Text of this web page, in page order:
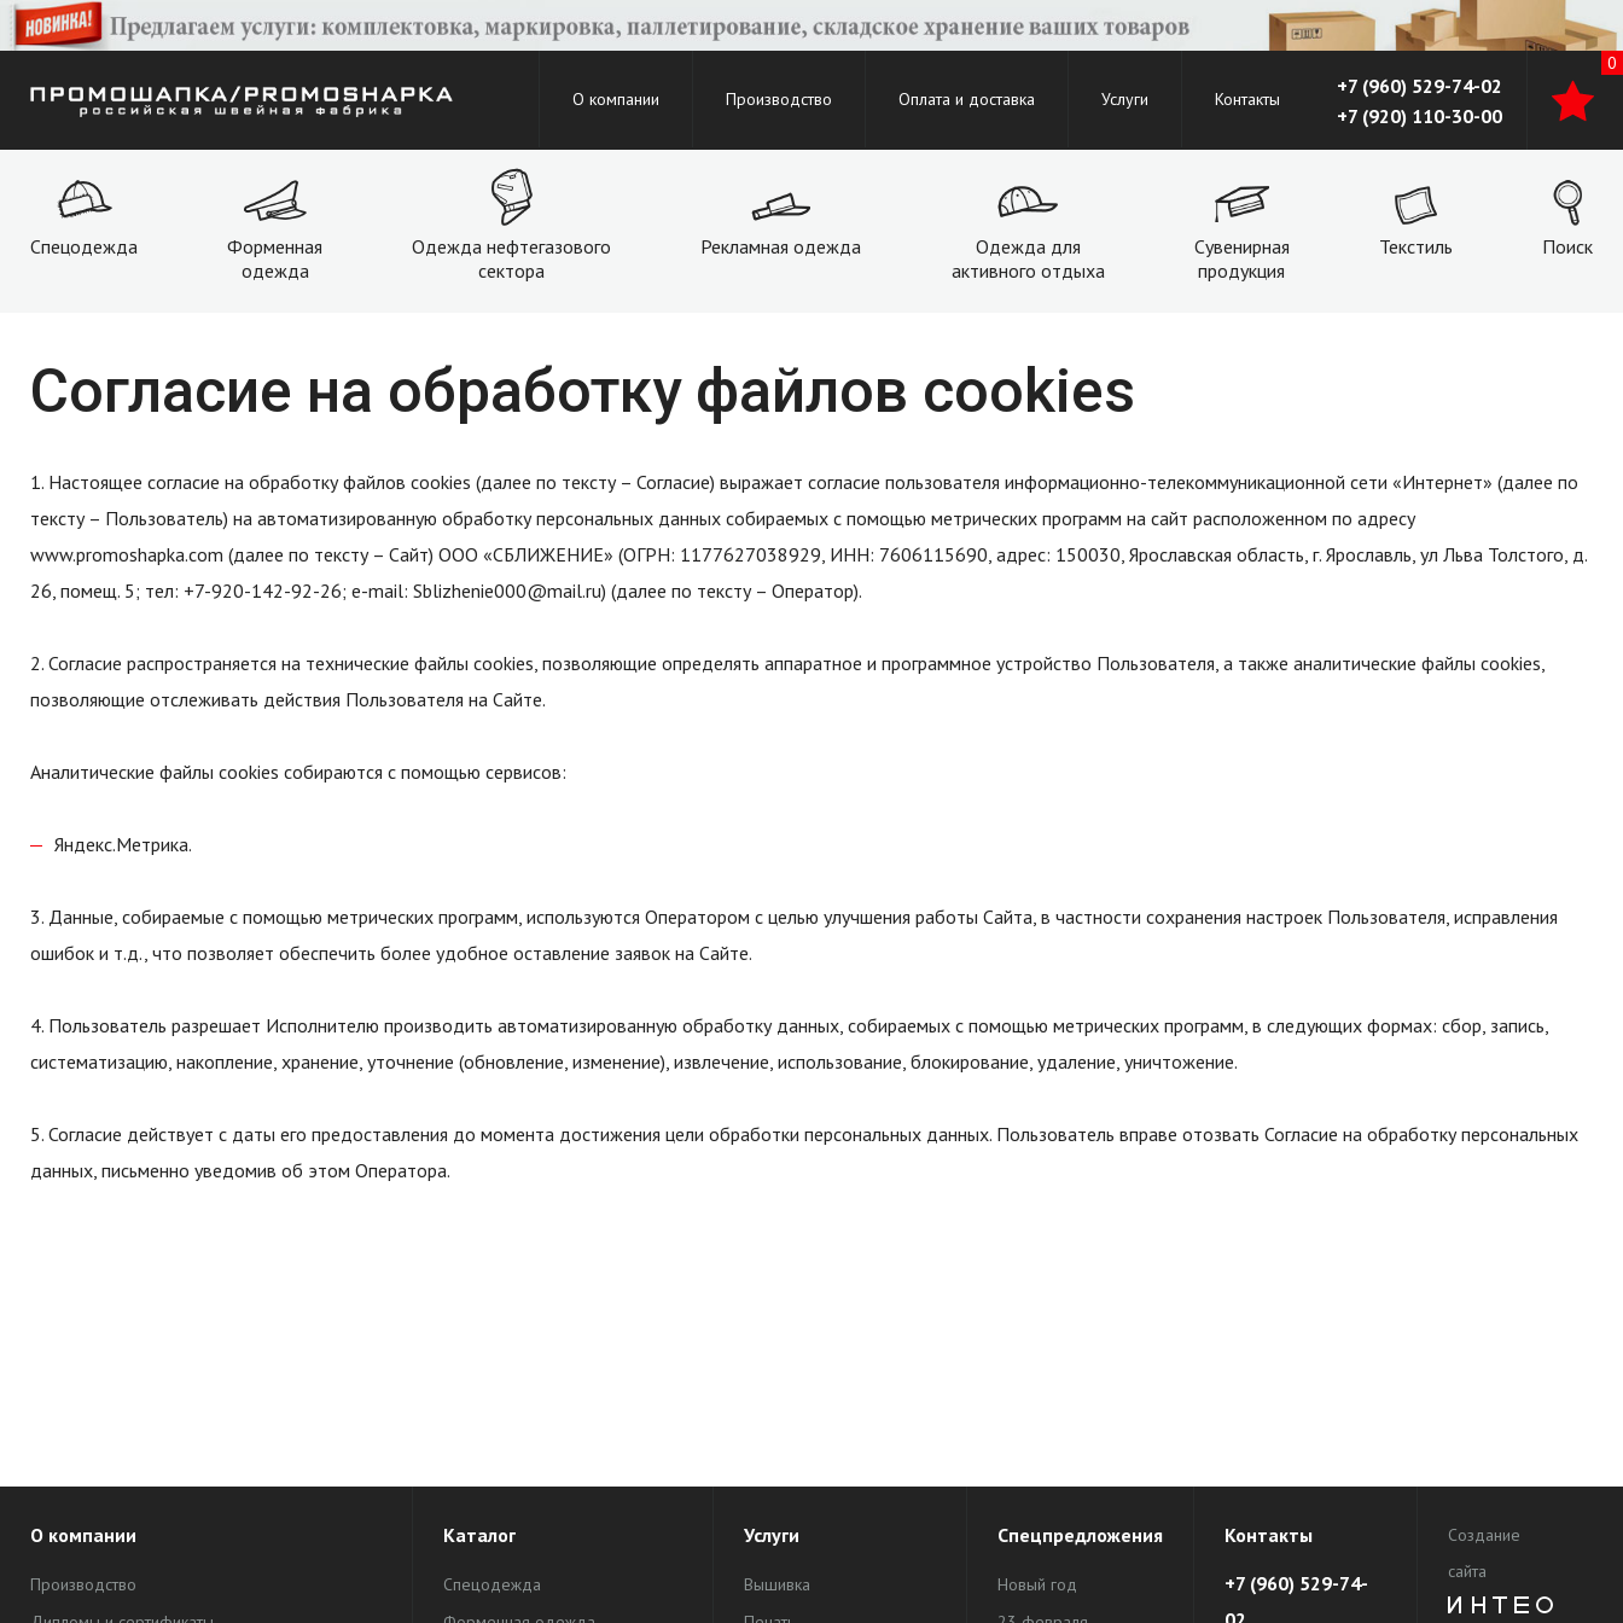
0
+7 (960) 529-74-02
+7 (920) 110-30-00
О компании Производство Оплата и доставка Услуги Контакты
Спецодежда
Форменная
одежда
Одежда нефтегазового
сектора
Рекламная одежда
Одежда для
активного отдыха
Сувенирная
продукция
Текстиль Поиск
Согласие на обработку файлов cookies
1. Настоящее согласие на обработку файлов cookies (далее по тексту – Согласие) выражает согласие пользователя информационно-телекоммуникационной сети «Интернет» (далее по
тексту – Пользователь) на автоматизированную обработку персональных данных собираемых с помощью метрических программ на сайт расположенном по адресу
www.promoshapka.com (далее по тексту – Сайт) ООО «СБЛИЖЕНИЕ» (ОГРН: 1177627038929, ИНН: 7606115690, адрес: 150030, Ярославская область, г. Ярославль, ул Льва Толстого, д.
26, помещ. 5; тел: +7-920-142-92-26; e-mail: Sblizhenie000@mail.ru) (далее по тексту – Оператор).
2. Согласие распространяется на технические файлы cookies, позволяющие определять аппаратное и программное устройство Пользователя, а также аналитические файлы cookies,
позволяющие отслеживать действия Пользователя на Сайте.
Аналитические файлы cookies собираются с помощью сервисов:
Яндекс.Метрика.
3. Данные, собираемые с помощью метрических программ, используются Оператором с целью улучшения работы Сайта, в частности сохранения настроек Пользователя, исправления
ошибок и т.д., что позволяет обеспечить более удобное оставление заявок на Сайте.
4. Пользователь разрешает Исполнителю производить автоматизированную обработку данных, собираемых с помощью метрических программ, в следующих формах: сбор, запись,
систематизацию, накопление, хранение, уточнение (обновление, изменение), извлечение, использование, блокирование, удаление, уничтожение.
5. Согласие действует с даты его предоставления до момента достижения цели обработки персональных данных. Пользователь вправе отозвать Согласие на обработку персональных
данных, письменно уведомив об этом Оператора.
О компании
Производство
Каталог
Спецодежда
Услуги
Вышивка
Спецпредложения
Новый год
Контакты
+7 (960) 529-74-
Создание
сайта